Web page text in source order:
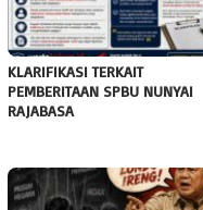
KLARIFIKASI TERKAIT
PEMBERITAAN SPBU NUNYAI
RAJABASA